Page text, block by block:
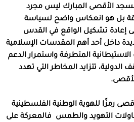
الأقصى المبارك ليس مجرد
بل هو انعكاس واضح لسياسة
إعادة تشكيل الواقع في القدس
داخل أحد أهم المقدسات الإسلامية
المتطرفة واستمرار الدعم
تتزايد المخاطر التي تهدد
.
رمزًا للهوية الوطنية الفلسطينية
التهويد والطمس
فالمعركة على